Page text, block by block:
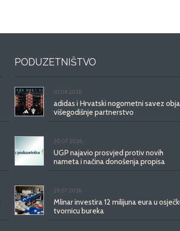
PODUZETNIŠTVO
01.08.2026.
adidas i Hrvatski nogometni savez
višegodišnje partnerstvo
30.07.2026.
UGP najavio prosvjed protiv novih
nameta i načina donošenja propisa
29.07.2026.
Mlinar investira 12 milijuna eura u
tvornicu bureka